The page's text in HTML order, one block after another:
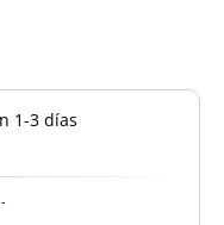
1-3 días
-